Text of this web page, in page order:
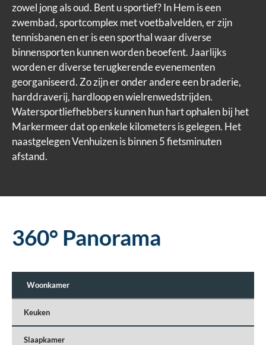
zowel jong als oud. Bent u sportief? In Hem is een
zwembad, sportcomplex met voetbalvelden, er zijn
tennisbanen en er is een sporthal waar diverse
binnensporten kunnen worden beoefent. Jaarlijks
worden er diverse terugkerende evenementen
georganiseerd. Zo zijn er onder andere een braderie,
harddraverij, hardloop en wielrenwedstrijden.
Watersportliefhebbers kunnen hun hart ophalen bij het
Markermeer dat op enkele kilometers is gelegen. Het
naastgelegen Venhuizen is binnen 5 fietsminuten
afstand.
360° Panorama
Woonkamer
Keuken
Slaapkamer